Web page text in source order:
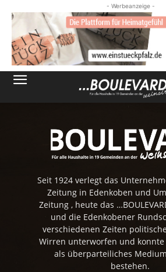
- Werbeanzeige -
Seit 1924 verlegt das
Zeitung in Edenkoben und
Zeitung , heute das
und die Edenkobener
verschiedenen Zeiten
Wirren unterworfen und konnte
als überparteiliches
bestehen.